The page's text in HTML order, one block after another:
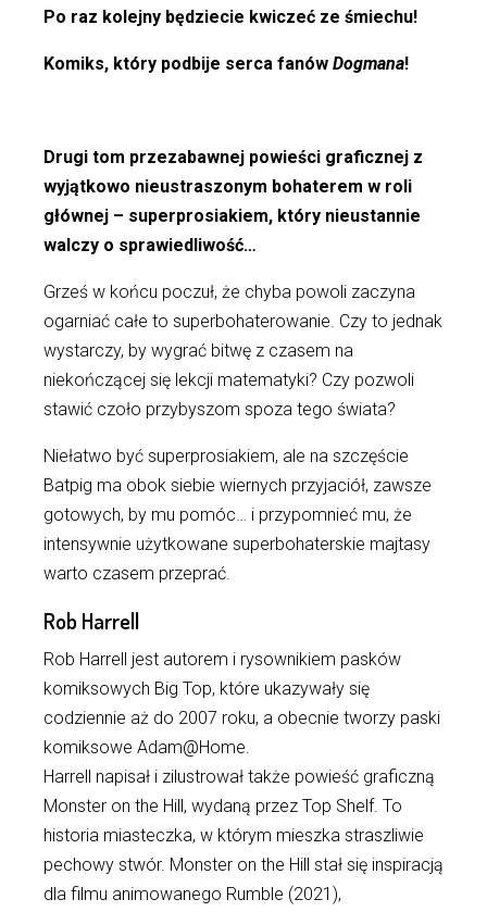
Po raz kolejny będziecie kwiczeć ze śmiechu!
Komiks, który podbije serca fanów Dogmana!
Drugi tom przezabawnej powieści graficznej z
wyjątkowo nieustraszonym bohaterem w roli
głównej – superprosiakiem, który nieustannie
walczy o sprawiedliwość…
Grześ w końcu poczuł, że chyba powoli zaczyna
ogarniać całe to superbohaterowanie. Czy to jednak
wystarczy, by wygrać bitwę z czasem na
niekończącej się lekcji matematyki? Czy pozwoli
stawić czoło przybyszom spoza tego świata?
Niełatwo być superprosiakiem, ale na szczęście
Batpig ma obok siebie wiernych przyjaciół, zawsze
gotowych, by mu pomóc… i przypomnieć mu, że
intensywnie użytkowane superbohaterskie majtasy
warto czasem przeprać.
Rob Harrell
Rob Harrell jest autorem i rysownikiem pasków
komiksowych Big Top, które ukazywały się
codziennie aż do 2007 roku, a obecnie tworzy paski
komiksowe Adam@Home.
Harrell napisał i zilustrował także powieść graficzną
Monster on the Hill, wydaną przez Top Shelf. To
historia miasteczka, w którym mieszka straszliwie
pechowy stwór. Monster on the Hill stał się inspiracją
dla filmu animowanego Rumble (2021),